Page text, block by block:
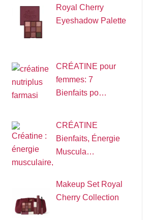
Royal Cherry
Eyeshadow Palette
CRÉATINE pour
femmes: 7
Bienfaits po…
CRÉATINE
Bienfaits, Énergie
Muscula…
Makeup Set Royal
Cherry Collection